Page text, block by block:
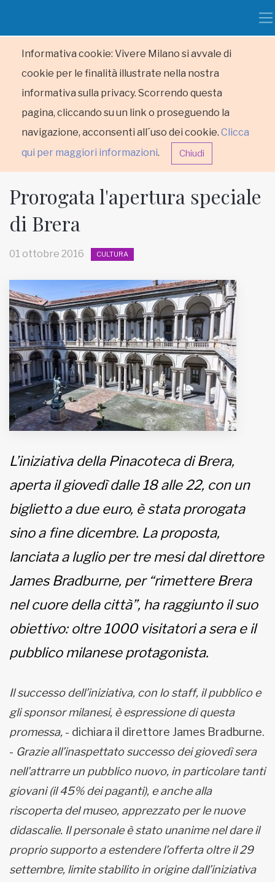
Informativa cookie: Vivere Milano si avvale di
cookie per le finalità illustrate nella nostra
informativa sulla privacy. Scorrendo questa
pagina, cliccando su un link o proseguendo la
navigazione, acconsenti all´uso dei cookie. Clicca
qui per maggiori informazioni. Chiudi
HOME
MUNICIPI
Inviateci le vostre segnalazioni
Iscriviti alla newsletter
www.viveremilano.info
Fondato e diretto da Enzo De
Imbonati, 89 20159 Milano (Italia)
Informativa sulla privacy
Prorogata l'apertura speciale
di Brera
01 ottobre 2016 CULTURA
L’iniziativa della Pinacoteca di Brera,
aperta il giovedì dalle 18 alle 22, con un
biglietto a due euro, è stata prorogata
sino a fine dicembre. La proposta,
lanciata a luglio per tre mesi dal direttore
James Bradburne, per “rimettere Brera
nel cuore della città”, ha raggiunto il suo
obiettivo: oltre 1000 visitatori a sera e il
pubblico milanese protagonista.
Il successo dell’iniziativa, con lo staff, il pubblico e
gli sponsor milanesi, è espressione di questa
promessa, - dichiara il direttore James Bradburne.
- Grazie all’inaspettato successo dei giovedì sera
nell’attrarre un pubblico nuovo, in particolare tanti
giovani (il 45% dei paganti), e anche alla
riscoperta del museo, apprezzato per le nuove
didascalie. Il personale è stato unanime nel dare il
proprio supporto a estendere l’offerta oltre il 29
settembre, limite stabilito in origine dall’iniziativa